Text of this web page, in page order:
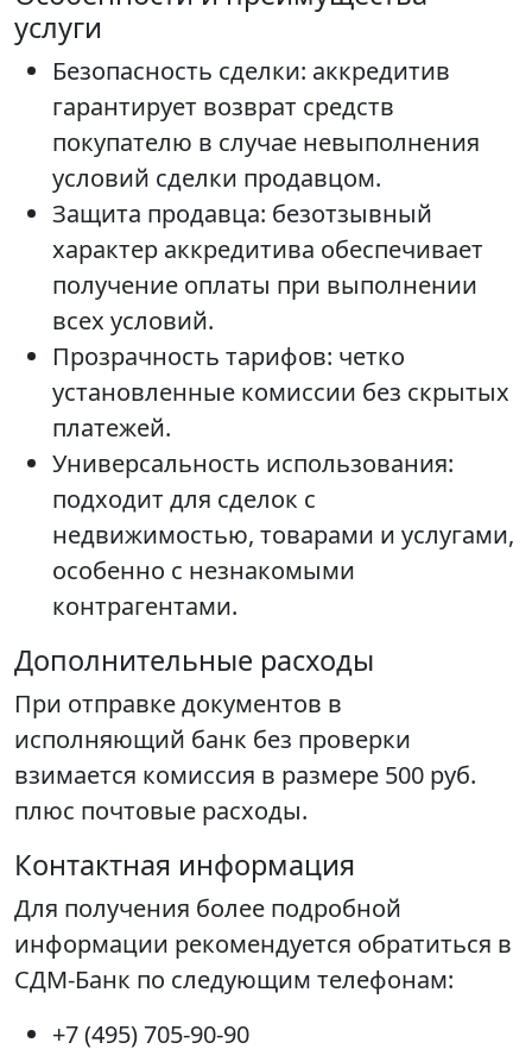
услуги
Безопасность сделки: аккредитив
гарантирует возврат средств
покупателю в случае невыполнения
условий сделки продавцом.
Защита продавца: безотзывный
характер аккредитива обеспечивает
получение оплаты при выполнении
всех условий.
Прозрачность тарифов: четко
установленные комиссии без скрытых
платежей.
Универсальность использования:
подходит для сделок с
недвижимостью, товарами и услугами,
особенно с незнакомыми
контрагентами.
Дополнительные расходы
При отправке документов в
исполняющий банк без проверки
взимается комиссия в размере 500 руб.
плюс почтовые расходы.
Контактная информация
Для получения более подробной
информации рекомендуется обратиться в
СДМ-Банк по следующим телефонам:
+7 (495) 705-90-90